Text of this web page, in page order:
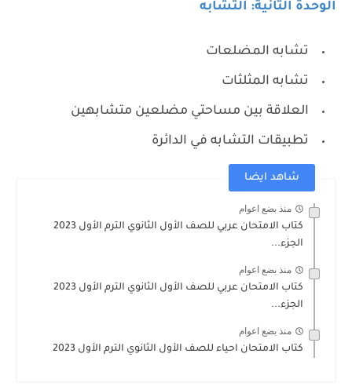
الوحدة الثانية: التشابه
تشابه المضلعات
تشابه المثلثات
العلاقة بين مساحتي مضلعين متشابهين
تطبيقات التشابه في الدائرة
شاهد ايضا
منذ بضع اعوام
كتاب الامتحان عربي للصف الأول الثانوي الترم الأول 2023
الجزء...
منذ بضع اعوام
كتاب الامتحان عربي للصف الأول الثانوي الترم الأول 2023
الجزء...
منذ بضع اعوام
كتاب الامتحان احياء للصف الأول الثانوي الترم الأول 2023